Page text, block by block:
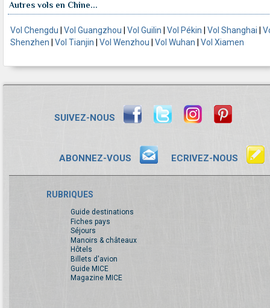
Autres vols en Chine...
Vol Chengdu Vol Guangzhou Vol Guilin Vol Pékin Vol Shanghai
Shenzhen
Vol Tianjin Vol Wenzhou Vol Wuhan Vol Xiamen
SUIVEZ-NOUS
ABONNEZ-VOUS ECRIVEZ-NOUS
RUBRIQUES
Guide destinations
Fiches pays
Séjours
Manoirs & châteaux
Hôtels
Billets d'avion
Guide MICE
Magazine MICE